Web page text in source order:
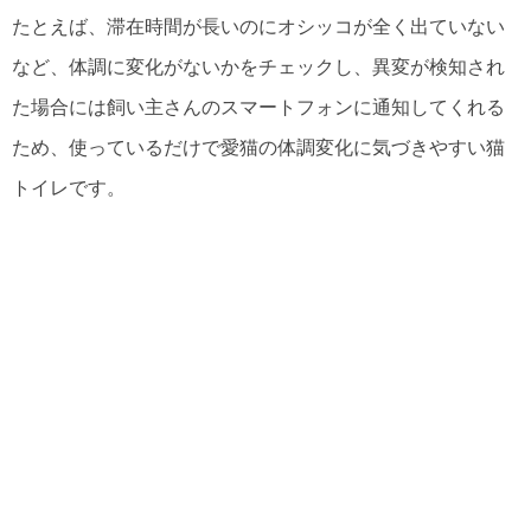
たとえば、滞在時間が長いのにオシッコが全く出ていない
など、体調に変化がないかをチェックし、異変が検知され
た場合には飼い主さんのスマートフォンに通知してくれる
ため、使っているだけで愛猫の体調変化に気づきやすい猫
トイレです。